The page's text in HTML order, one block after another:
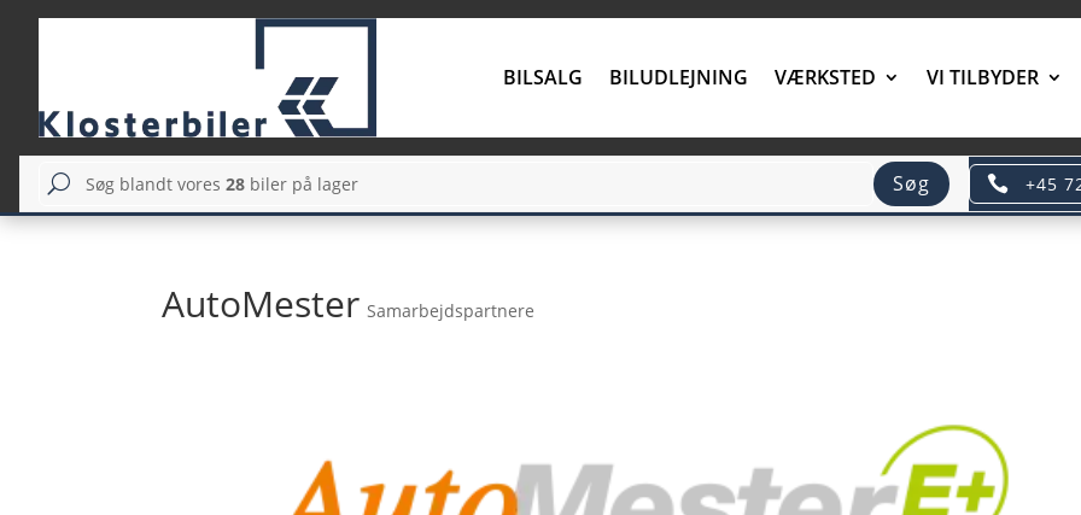
BILSALG BILUDLEJNING VÆRKSTED VI TILBYDER
U Søg blandt vores 28 biler på lager Søg  +45
AutoMester Samarbejdspartnere